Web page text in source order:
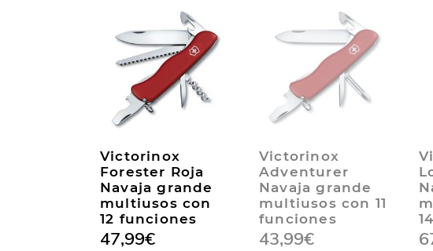
Victorinox
Forester Roja
Navaja grande
multiusos con
12 funciones
47,99€
Victorinox
Adventurer
Navaja grande
multiusos con 11
funciones
43,99€